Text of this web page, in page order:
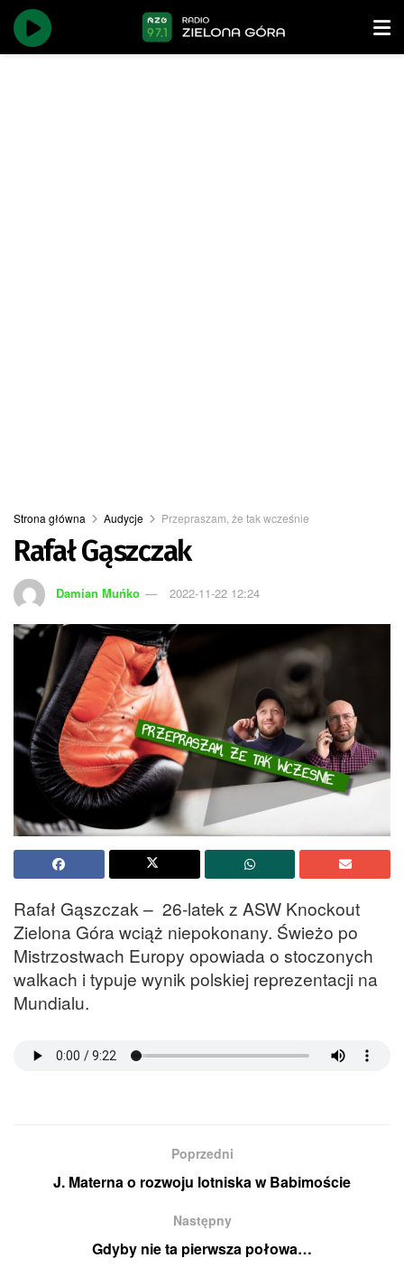
Strona główna Audycje Przepraszam, że tak wcześnie
Rafał Gąszczak
Damian Muńko 2022-11-22 12:24
Rafał Gąszczak – 26-latek z ASW Knockout
Zielona Góra wciąż niepokonany. Świeżo po
Mistrzostwach Europy opowiada o stoczonych
walkach i typuje wynik polskiej reprezentacji na
Mundialu.
Poprzedni
J. Materna o rozwoju lotniska w Babimoście
Następny
Gdyby nie ta pierwsza połowa…